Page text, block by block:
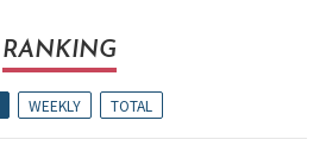
RANKING
WEEKLY TOTAL